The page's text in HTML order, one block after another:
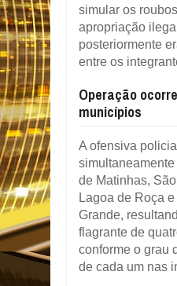
simular os
apropriação
posteriormente
entre os
Operação
municípios
A ofensiva
de Matinhas,
Lagoa de Roça
Grande,
flagrante de
conforme o grau
de cada um nas